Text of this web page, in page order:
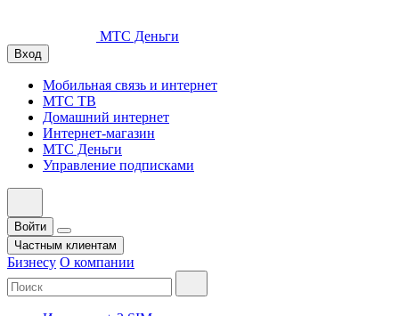
МТС Деньги
Вход
Мобильная связь и интернет
МТС ТВ
Домашний интернет
Интернет-магазин
МТС Деньги
Управление подписками
Войти
Частным клиентам
Бизнесу О компании